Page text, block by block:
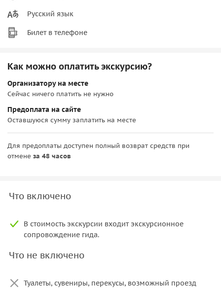
Русский язык
Билет в телефоне
Как можно оплатить экскурсию?
Организатору на месте
Сейчас ничего платить не нужно
Предоплата на сайте
Оставшуюся сумму заплатить на месте
Для предоплаты доступен полный возврат средств при
отмене за 48 часов
Что включено
В стоимость экскурсии входит экскурсионное
сопровождение гида.
Что не включено
Туалеты, сувениры, перекусы, возможный проезд